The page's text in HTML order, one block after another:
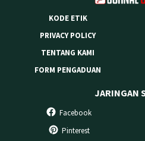
KODE ETIK
PRIVACY POLICY
TENTANG KAMI
FORM PENGADUAN
JARINGAN
Facebook
Pinterest